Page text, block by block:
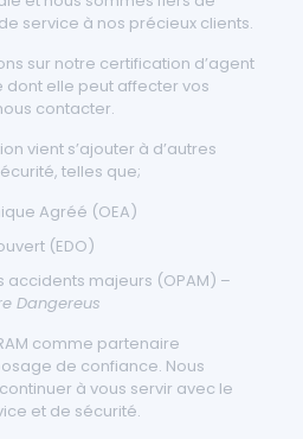
service à nos précieux clients.
sur notre certification d’agent
elle peut affecter vos
contacter.
vient s’ajouter à d’autres
telles que;
Agréé (OEA)
(EDO)
accidents majeurs (OPAM) –
Dangereus
comme partenaire
de confiance. Nous
à vous servir avec le
et de sécurité.